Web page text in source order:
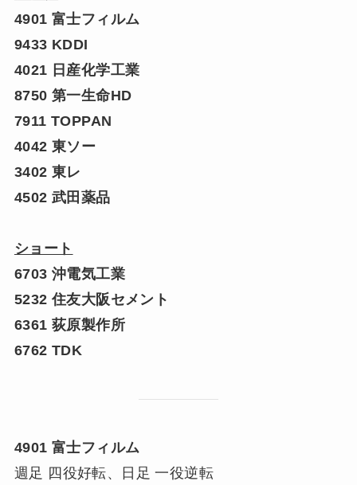
4901 富士フィルム
9433 KDDI
4021 日産化学工業
8750 第一生命HD
7911 TOPPAN
4042 東ソー
3402 東レ
4502 武田薬品
ショート
6703 沖電気工業
5232 住友大阪セメント
6361 荻原製作所
6762 TDK
4901 富士フィルム
週足 四役好転、日足 一役逆転